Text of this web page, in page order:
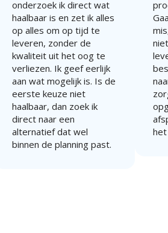
onderzoek ik direct wat
haalbaar is en zet ik alles
op alles om op tijd te
leveren, zonder de
kwaliteit uit het oog te
verliezen. Ik geef eerlijk
aan wat mogelijk is. Is de
eerste keuze niet
haalbaar, dan zoek ik
direct naar een
alternatief dat wel
binnen de planning past.